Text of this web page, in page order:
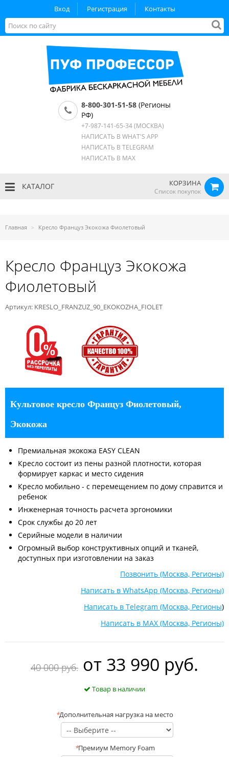
Вход Регистрация Контакты
8-800-301-51-58 (Регионы
РФ)
+7-987-141-65-34(МОСКВА)
НАПИСАТЬ В WHAT'S APP
НАПИСАТЬ В TELEGRAM
НАПИСАТЬ В MAX
КОРЗИНА
Список покупок
КАТАЛОГ
Главная Кресло Француз Экокожа Фиолетовый
Кресло Француз Экокожа
Фиолетовый
Артикул: KRESLO_FRANZUZ_90_EKOKOZHA_FIOLET
Культовое кресло Француз Фиолетовый,
Экокожа
Премиальная экокожа EASY CLEAN
Кресло состоит из пены разной плотности, которая
формирует каркас и место сидения
Кресло мобильно - с перемещением по дому справится и
ребенок
Инженерная точность расчета эргономики
Срок службы до 20 лет
Серийные модели в наличии
Огромный выбор конструктивных опций и тканей,
доступных при изготовлении на заказ
Позвонить (Москва, Регионы)
Написать в WhatsApp (Москва, Регионы)
Написать в Telegram (Москва, Регионы)
Написать в MAX (Москва, Регионы)
40 000 руб. oт 33 990 руб.
Товар в наличии
*Дополнительная нагрузка на место
*Премиум Memory Foam